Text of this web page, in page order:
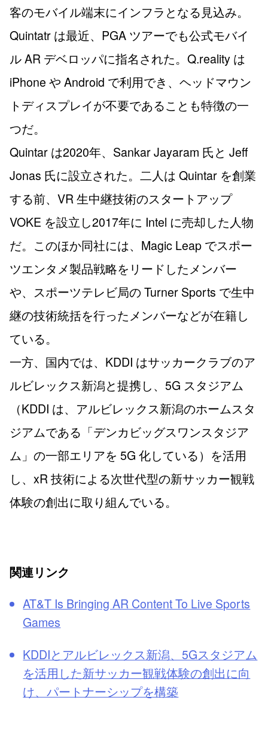
客のモバイル端末にインフラとなる見込み。
Quintatr は最近、PGA ツアーでも公式モバイ
ル AR デベロッパに指名された。Q.reality は
iPhone や Android で利用でき、ヘッドマウン
トディスプレイが不要であることも特徴の一
つだ。
Quintar は2020年、Sankar Jayaram 氏と Jeff
Jonas 氏に設立された。二人は Quintar を創業
する前、VR 生中継技術のスタートアップ
VOKE を設立し2017年に Intel に売却した人物
だ。このほか同社には、Magic Leap でスポー
ツエンタメ製品戦略をリードしたメンバー
や、スポーツテレビ局の Turner Sports で生中
継の技術統括を行ったメンバーなどが在籍し
ている。
一方、国内では、KDDI はサッカークラブのア
ルビレックス新潟と提携し、5G スタジアム
（KDDI は、アルビレックス新潟のホームスタ
ジアムである「デンカビッグスワンスタジア
ム」の一部エリアを 5G 化している）を活用
し、xR 技術による次世代型の新サッカー観戦
体験の創出に取り組んでいる。
関連リンク
AT&T Is Bringing AR Content To Live Sports
Games
KDDIとアルビレックス新潟、5Gスタジアム
を活用した新サッカー観戦体験の創出に向
け、パートナーシップを構築